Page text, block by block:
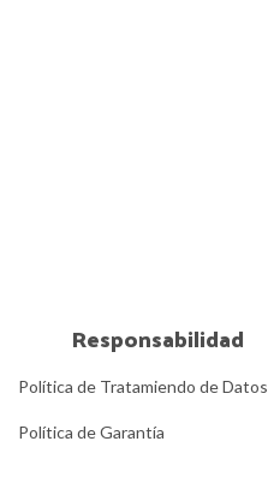
Responsabilidad
Política de Tratamiendo de Datos
Política de Garantía